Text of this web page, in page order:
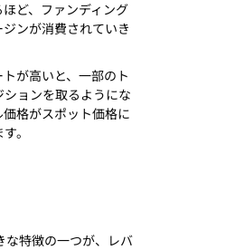
ど、ファンディング
ンが消費されていき
が高いと、一部のト
ションを取るようにな
格がスポット価格に
。
な特徴の一つが、レバ